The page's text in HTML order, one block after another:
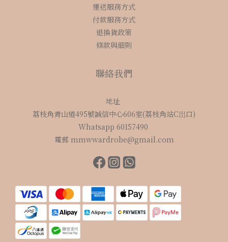
運送服務方式
付款服務方式
退換貨政策
條款與細則
聯絡我們
地址
荔枝角青山道495號誠信中心606室(荔枝角站C岀口)
Whatsapp 60157490
電郵 mmwwardrobe@gmail.com